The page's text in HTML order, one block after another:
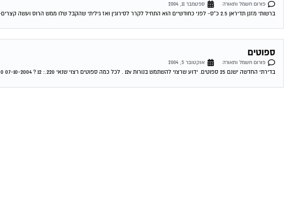
פורום חשמל ותאורה
ספטמבר 11, 2004
ברשותי מזגן תדיראן 2.5 כ"ס- לפני כחודשיים הוא התחיל לקרר לסירוגין ואז גיליתי שהקבל שלו ממש הרוס ועשה קצרים- קניתי קבל חדש והכל היה בסדר...
ספוטים
פורום חשמל ותאורה
אוקטובר 5, 2004
בדירתי החדשה ישנם 25 ספוטים. ידוע שרצוי להשתמש בנורות 12v . לכל כמה ספוטים רצוי שנאי 220.: 12 ? 07-10-2004 20:24:00 דורון טרייביש כמה שנאים...